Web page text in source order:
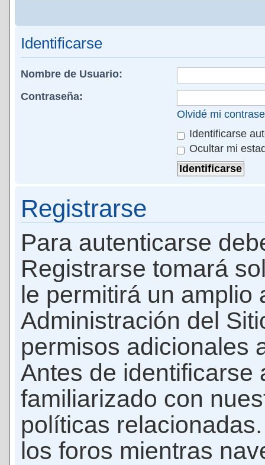
Identificarse
Nombre de Usuario:
Contraseña:
Olvidé mi
Identificarse
Ocultar mi
Registrarse
Para autenticarse
Registrarse tomará
le permitirá un amplio
Administración del
permisos adicionales
Antes de identificarse
familiarizado con
políticas
los foros mientras